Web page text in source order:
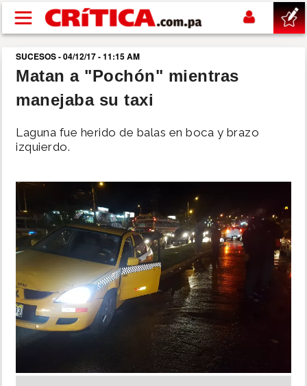
Pasar al contenido principal
buscar
SUCESOS
NACIONAL
SHOW
DEPORTES
MUNDO
INSÓLITAS
MULTIMEDIA
SUCESOS - 04/12/17 - 11:15 AM
Matan a "Pochón" mientras
manejaba su taxi
Laguna fue herido de balas en boca y brazo
izquierdo.